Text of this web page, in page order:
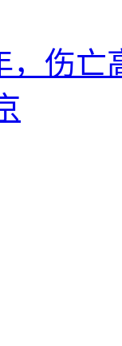
，伤亡